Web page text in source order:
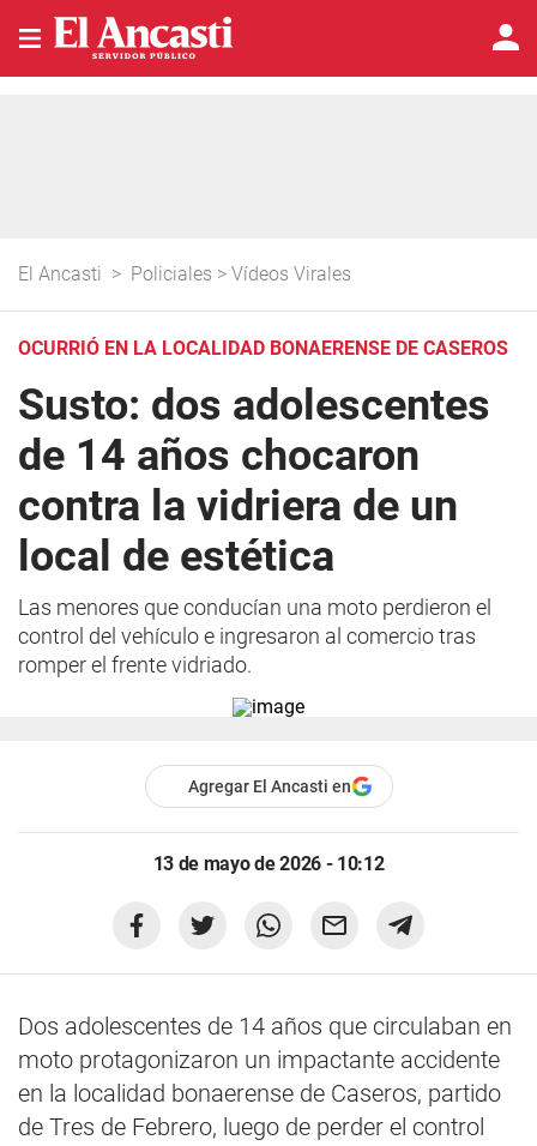
El Ancasti > Policiales > Vídeos Virales
OCURRIÓ EN LA LOCALIDAD BONAERENSE DE CASEROS
Susto: dos adolescentes
de 14 años chocaron
contra la vidriera de un
local de estética
Las menores que conducían una moto perdieron el
control del vehículo e ingresaron al comercio tras
romper el frente vidriado.
Agregar El Ancasti en
13 de mayo de 2026 - 10:12
Dos adolescentes de 14 años que circulaban en
moto protagonizaron un impactante accidente
en la localidad bonaerense de Caseros, partido
de Tres de Febrero, luego de perder el control